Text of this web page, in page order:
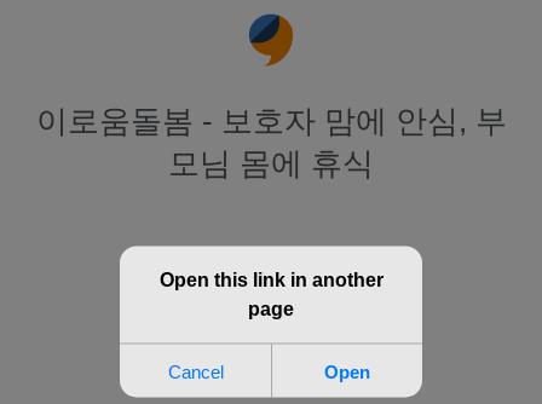
이로움돌봄 - 보호자 맘에 안심, 부
모님 몸에 휴식